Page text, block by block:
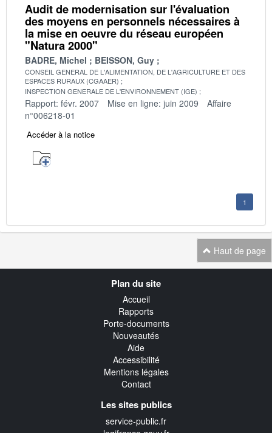
Audit de modernisation sur l'évaluation
des moyens en personnels nécessaires à
la mise en oeuvre du réseau européen
"Natura 2000"
BADRE, Michel BEISSON, Guy
CONSEIL GENERAL DE L'ALIMENTATION, DE L'AGRICULTURE ET DES
ESPACES RURAUX (CGAAER)
INSPECTION GENERALE DE L'ENVIRONNEMENT (IGE)
Rapport: févr. 2007 Mise en ligne: juin 2009
Affaire
n°006218-01
Accéder à la notice
1
Haut de page
Plan du site
Accueil
Rapports
Porte-documents
Nouveautés
Aide
Accessibilité
Mentions légales
Contact
Les sites publics
service-public.fr